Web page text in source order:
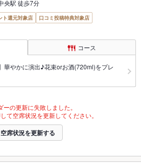
央駅 徒歩7分
ト還元対象店
口コミ投稿特典対象店
コース
華やかに演出♪花束orお酒(720ml)をプレ
ーの更新に失敗しました。
て空席状況を更新してください。
空席状況を更新する